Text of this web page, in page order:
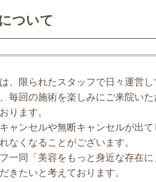
ついて
、限られたスタッフで日々運営し
毎回の施術を楽しみにご来院い
ります。
ャンセルや無断キャンセルが出
なくなることがございます。
一同「美容をもっと身近な存在
きたいと考えております。